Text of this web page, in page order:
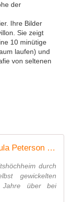
der
Ihre Bilder
Sie zeigt
10 minütige
laufen) und
von seltenen
Die Veitshöchheimer Künstlerin Ursula Peterson realisierte ihren Traum von einer eigenen Galerie rechtzeitig zu den Tagen der Offenen Ateliers am 6. und 7. Mai 2023 - Veitshöchheim News
durch
gewickelten
über bei